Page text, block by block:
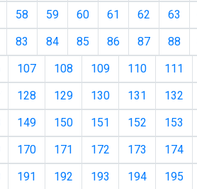
58 59 60 61 62 63
83 84 85 86 87 88
107 108 109 110 111
128 129 130 131 132
149 150 151 152 153
170 171 172 173 174
191 192 193 194 195